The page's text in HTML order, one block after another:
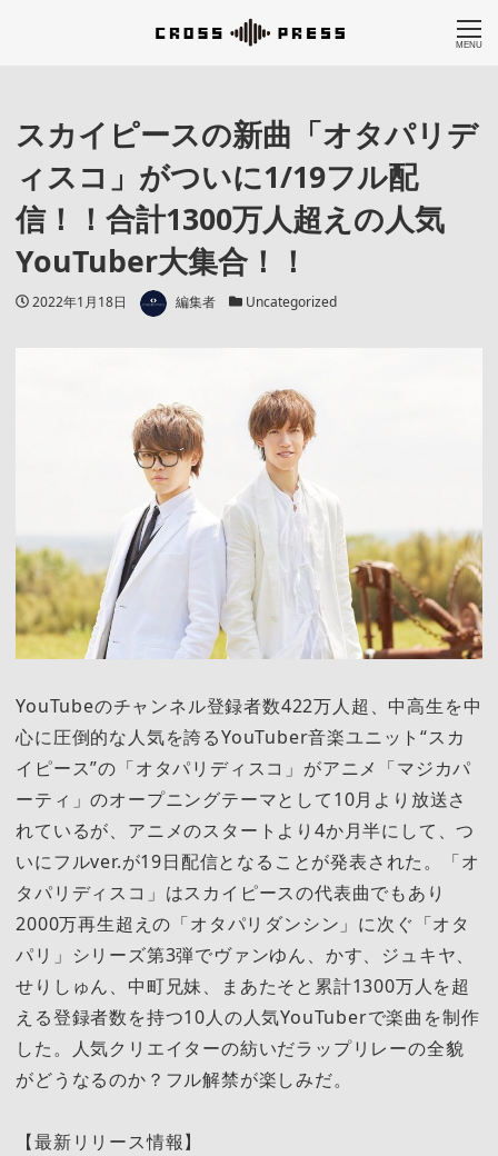
MENU
スカイピースの新曲「オタパリデ
ィスコ」がついに1/19フル配
信！！合計1300万人超えの人気
YouTuber大集合！！
投稿日
2022年1月18日 著者 編集者 カテゴリー
Uncategorized
YouTubeのチャンネル登録者数422万人超、中高生を中
心に圧倒的な人気を誇るYouTuber音楽ユニット“スカ
イピース”の「オタパリディスコ」がアニメ「マジカパ
ーティ」のオープニングテーマとして10月より放送さ
れているが、アニメのスタートより4か月半にして、つ
いにフルver.が19日配信となることが発表された。「オ
タパリディスコ」はスカイピースの代表曲でもあり
2000万再生超えの「オタパリダンシン」に次ぐ「オタ
パリ」シリーズ第3弾でヴァンゆん、かす、ジュキヤ、
せりしゅん、中町兄妹、まあたそと累計1300万人を超
える登録者数を持つ10人の人気YouTuberで楽曲を制作
した。人気クリエイターの紡いだラップリレーの全貌
がどうなるのか？フル解禁が楽しみだ。
【最新リリース情報】